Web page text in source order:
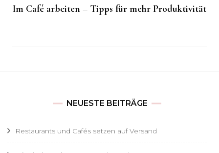
Im Café arbeiten – Tipps für mehr Produktivität
NEUESTE BEITRÄGE
Restaurants und Cafés setzen auf Versand